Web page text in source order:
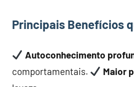
Principais Benefícios
Autoconhecimento
comportamentais.
Maior